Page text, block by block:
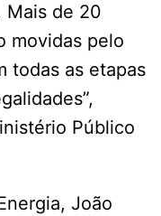
Mais de 20
movidas pelo
todas as etapas
Público
João